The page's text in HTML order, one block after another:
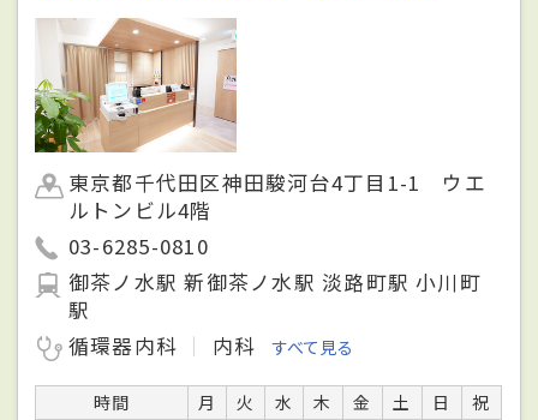
東京都千代田区神田駿河台4丁目1-1 ウエ
ルトンビル4階
03-6285-0810
御茶ノ水駅 新御茶ノ水駅 淡路町駅 小川町
駅
循環器内科
内科 すべて見る
時間 月 火 水 木 金 土 日
祝